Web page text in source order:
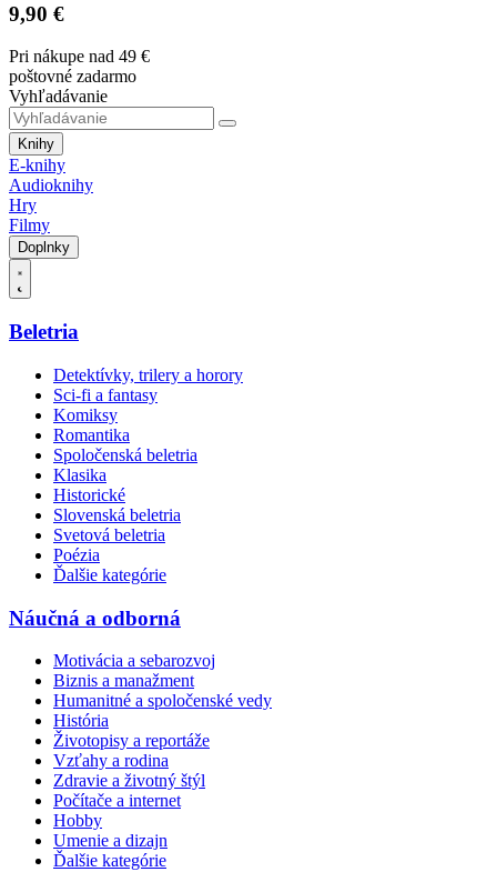
9,90 €
Pri nákupe nad 49 €
poštovné zadarmo
Vyhľadávanie
Knihy
E-knihy
Audioknihy
Hry
Filmy
Doplnky
Beletria
Detektívky, trilery a horory
Sci-fi a fantasy
Komiksy
Romantika
Spoločenská beletria
Klasika
Historické
Slovenská beletria
Svetová beletria
Poézia
Ďalšie kategórie
Náučná a odborná
Motivácia a sebarozvoj
Biznis a manažment
Humanitné a spoločenské vedy
História
Životopisy a reportáže
Vzťahy a rodina
Zdravie a životný štýl
Počítače a internet
Hobby
Umenie a dizajn
Ďalšie kategórie